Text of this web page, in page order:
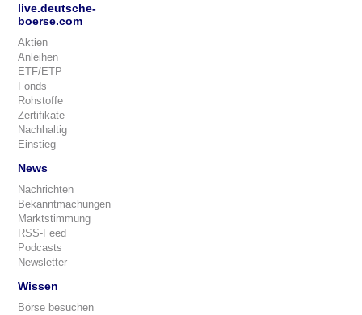
live.deutsche-
boerse.com
Aktien
Anleihen
ETF/ETP
Fonds
Rohstoffe
Zertifikate
Nachhaltig
Einstieg
News
Nachrichten
Bekanntmachungen
Marktstimmung
RSS-Feed
Podcasts
Newsletter
Wissen
Börse besuchen